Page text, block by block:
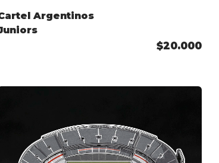
Argentinos
$20.000